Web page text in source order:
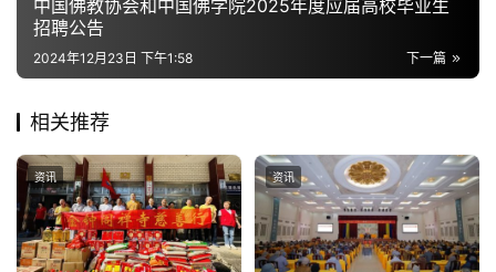
礼
视
频
纪
录
佛
中国佛教协会和中国佛学院2025年度应届高校毕业生
招聘公告
下一篇
2024年12月23日 下午1:58
相关推荐
资讯 资讯